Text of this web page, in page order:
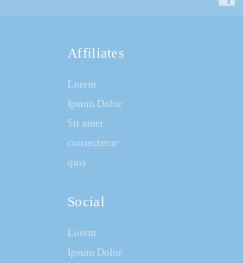
Affiliates
Lorem
Ipsum Dolor
Sit amet
consectetur
quis
Social
Lorem
Ipsum Dolor